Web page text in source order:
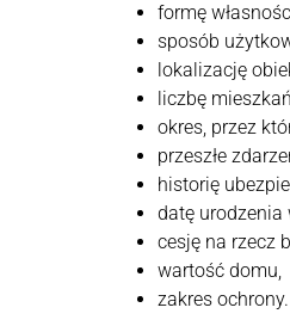
formę
sposób
lokalizację
liczbę
okres, przez
przeszłe
historię
datę urodzenia
cesję na rzecz
wartość domu,
zakres ochrony.